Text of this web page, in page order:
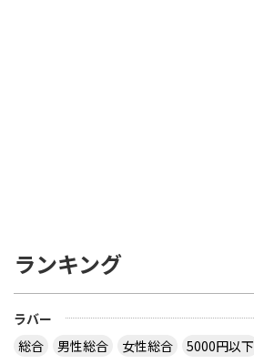
ランキング
ラバー
総合
男性総合 女性総合 5000円以下